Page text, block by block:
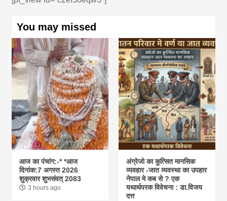
You may missed
आज का पंचांग:-* *आज
दिनांक:7 अगस्त 2026
शुक्रवार शुभसंवत् 2083
3 hours ago
अंग्रेजो का कुत्सित मानसिक
व्यवहार -जात व्यवस्था का उपहार
नेपाल मे कब से ? एक
यथार्थपरक विवेचना : डा.विजय
दत्त